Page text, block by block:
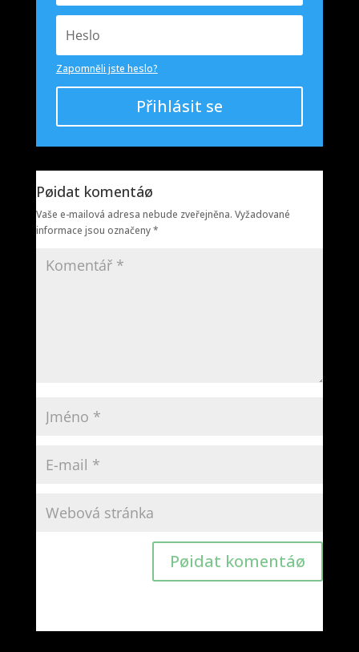
Zapomněli jste heslo?
Přihlásit se
Pøidat komentáø
Vaše e-mailová adresa nebude zveřejněna. Vyžadované
informace jsou označeny*
Pøidat komentáø